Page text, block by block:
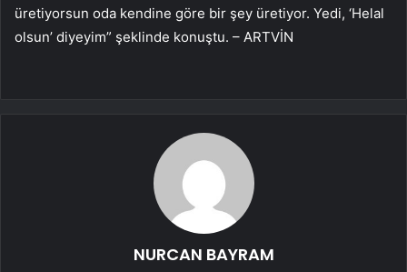
üretiyorsun oda kendine göre bir şey üretiyor. Yedi, ‘Helal
olsun’ diyeyim” şeklinde konuştu. – ARTVİN
NURCAN BAYRAM